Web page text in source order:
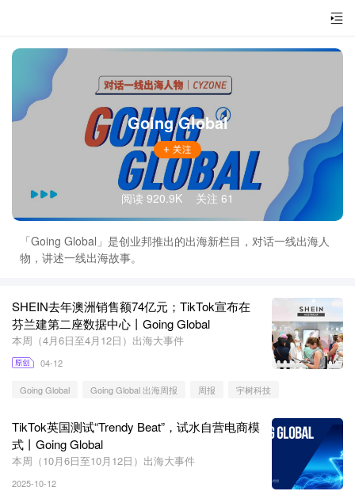
Going Global
阅读 920.9K 关注 61
「Going Global」是创业邦推出的出海新栏目，对话一线出海人
物，讲述一线出海故事。
SHEIN去年澳洲销售额74亿元；TikTok宣布在
芬兰建第二座数据中心丨Going Global
本周（4月6日至4月12日）出海大事件
04-12
Going Global Going Global 出海周报 周报 宇树科技
TikTok英国测试“Trendy Beat”，试水自营电商模
式丨Going Global
本周（10月6日至10月12日）出海大事件
2025-10-12